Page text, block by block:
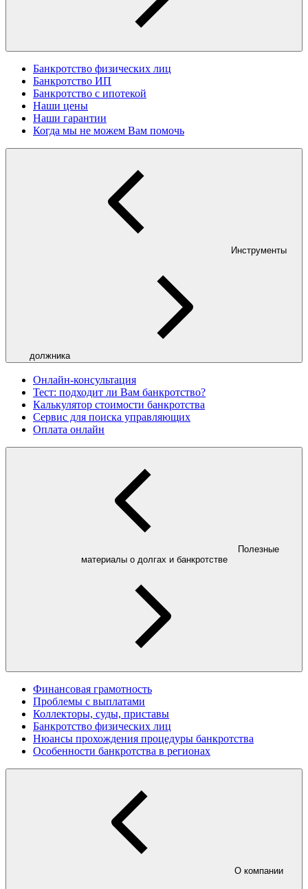
Банкротство физических лиц
Банкротство ИП
Банкротство с ипотекой
Наши цены
Наши гарантии
Когда мы не можем Вам помочь
Инструменты
должника
Онлайн-консультация
Тест: подходит ли Вам банкротство?
Калькулятор стоимости банкротства
Сервис для поиска управляющих
Оплата онлайн
Полезные
материалы о долгах и банкротстве
Финансовая грамотность
Проблемы с выплатами
Коллекторы, суды, приставы
Банкротство физических лиц
Нюансы прохождения процедуры банкротства
Особенности банкротства в регионах
О компании